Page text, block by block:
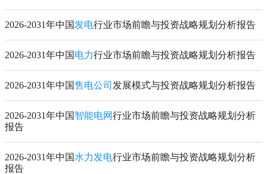
2026-2031年中国 发电行业市场前瞻与投资战略规划分析报告
2026-2031年中国 电力行业市场前瞻与投资战略规划分析报告
2026-2031年中国售电公司 发展模式与投资战略规划分析报告
2026-2031年中国 智能电网行业市场前瞻与投资战略规划分析
报告
2026-2031年中国 水力发电行业市场前瞻与投资战略规划分析
报告